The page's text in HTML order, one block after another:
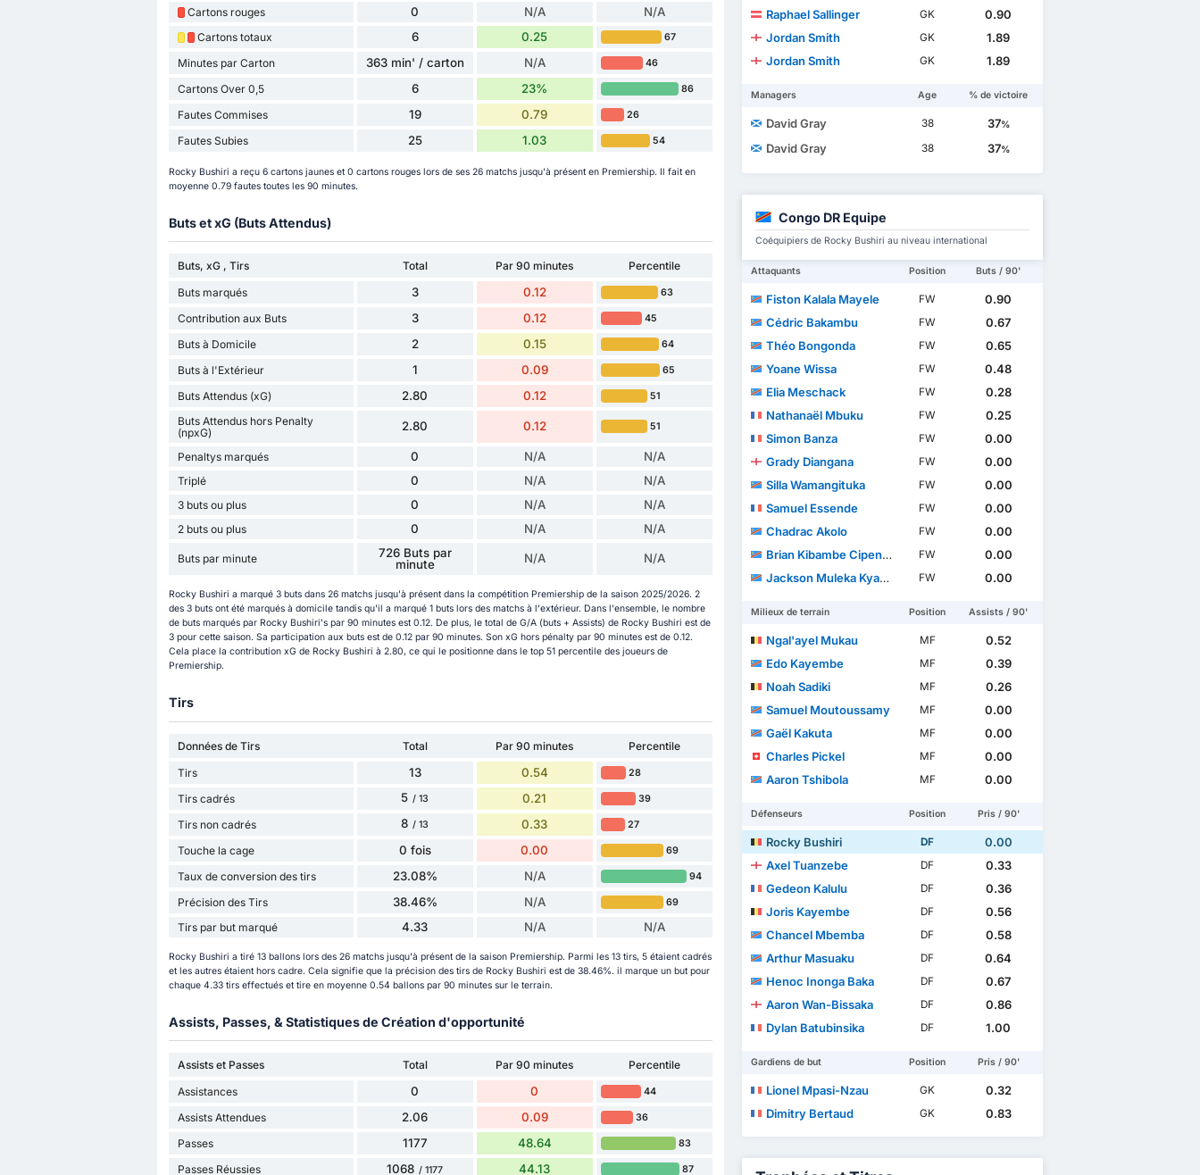
Cartons rouges 0 N/A N/A
Cartons totaux 6 0.25 67
Minutes par Carton 363 min' / carton N/A 46
Cartons Over 0,5 6 23% 86
Fautes Commises 19 0.79 26
Fautes Subies 25 1.03 54
Rocky Bushiri a reçu 6 cartons jaunes et 0 cartons rouges lors de ses 26 matchs jusqu'à présent en Premiership. Il fait en
moyenne 0.79 fautes toutes les 90 minutes.
Buts et xG (Buts Attendus)
Buts, xG , Tirs Total Par 90 minutes
Percentile
Buts marqués
3 0.12 63
Contribution aux Buts 3 0.12 45
Buts à Domicile 2 0.15 64
Buts à l'Extérieur 1 0.09 65
Buts Attendus (xG) 2.80 0.12 51
Buts Attendus hors Penalty
(npxG)
2.80 0.12 51
Penaltys marqués 0 N/A N/A
Triplé 0 N/A N/A
3 buts ou plus 0 N/A N/A
2 buts ou plus 0 N/A N/A
Buts par minute
726 Buts par
minute
N/A N/A
Rocky Bushiri a marqué 3 buts dans 26 matchs jusqu'à présent dans la compétition Premiership de la saison 2025/2026. 2
des 3 buts ont été marqués à domicile tandis qu'il a marqué 1 buts lors des matchs à l'extérieur. Dans l'ensemble, le nombre
de buts marqués par Rocky Bushiri's par 90 minutes est 0.12. De plus, le total de G/A (buts + Assists) de Rocky Bushiri est de
3 pour cette saison. Sa participation aux buts est de 0.12 par 90 minutes. Son xG hors pénalty par 90 minutes est de 0.12.
Cela place la contribution xG de Rocky Bushiri à 2.80, ce qui le positionne dans le top 51 percentile des joueurs de
Premiership.
Tirs
Données de Tirs Total Par 90 minutes
Percentile
Tirs
13 0.54 28
Tirs cadrés 5 / 13 0.21 39
Tirs non cadrés 8 / 13 0.33 27
Touche la cage 0 fois 0.00 69
Taux de conversion des tirs 23.08% N/A 94
Précision des Tirs 38.46% N/A 69
Tirs par but marqué 4.33 N/A N/A
Rocky Bushiri a tiré 13 ballons lors des 26 matchs jusqu'à présent de la saison Premiership. Parmi les 13 tirs, 5 étaient cadrés
et les autres étaient hors cadre. Cela signifie que la précision des tirs de Rocky Bushiri est de 38.46%. il marque un but pour
chaque 4.33 tirs effectués et tire en moyenne 0.54 ballons par 90 minutes sur le terrain.
Assists, Passes, & Statistiques de Création d'opportunité
Assists et Passes Total Par 90 minutes
Percentile
Assistances
0 0 44
Assists Attendues 2.06 0.09 36
Passes 1177 48.64 83
Passes Réussies 1068 / 1177 44.13 87
Raphael Sallinger
GK
0.90
Jordan Smith
GK
1.89
Jordan Smith
GK 1.89
Managers Age % de victoire
David Gray 38 37%
David Gray 38 37%
Congo DR Equipe
Coéquipiers de Rocky Bushiri au niveau international
Attaquants Position Buts / 90'
Fiston Kalala Mayele FW
0.90
Cédric Bakambu
FW
0.67
Théo Bongonda
FW
0.65
Yoane Wissa
FW
0.48
Elia Meschack
FW
0.28
Nathanaël Mbuku
FW
0.25
Simon Banza
FW
0.00
Grady Diangana
FW
0.00
Silla Wamangituka
FW
0.00
Samuel Essende
FW
0.00
Chadrac Akolo
FW
0.00
Brian Kibambe Cipenga
FW
0.00
Jackson Muleka Kyanvubu
FW 0.00
Milieux de terrain Position Assists / 90'
Ngal'ayel Mukau MF
0.52
Edo Kayembe
MF
0.39
Noah Sadiki
MF
0.26
Samuel Moutoussamy
MF
0.00
Gaël Kakuta
MF
0.00
Charles Pickel
MF
0.00
Aaron Tshibola
MF 0.00
Défenseurs Position Pris / 90'
Rocky Bushiri DF
0.00
Axel Tuanzebe
DF
0.33
Gedeon Kalulu
DF
0.36
Joris Kayembe
DF
0.56
Chancel Mbemba
DF
0.58
Arthur Masuaku
DF
0.64
Henoc Inonga Baka
DF
0.67
Aaron Wan-Bissaka
DF
0.86
Dylan Batubinsika
DF 1.00
Gardiens de but Position Pris / 90'
Lionel Mpasi-Nzau GK
0.32
Dimitry Bertaud
GK 0.83